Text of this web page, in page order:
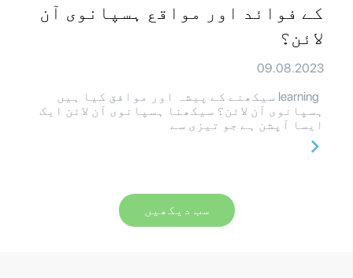
کے فوائد اور مواقع ہسپانوی آن
لائن؟
09.08.2023
learning سیکھنے کے پیشہ اور موافق کیا ہیں
ہسپانوی آن لائن؟ سیکھنا ہسپانوی آن لائن ایک
ایسا آپشن ہے جو تیزی سے
سب دیکھیں